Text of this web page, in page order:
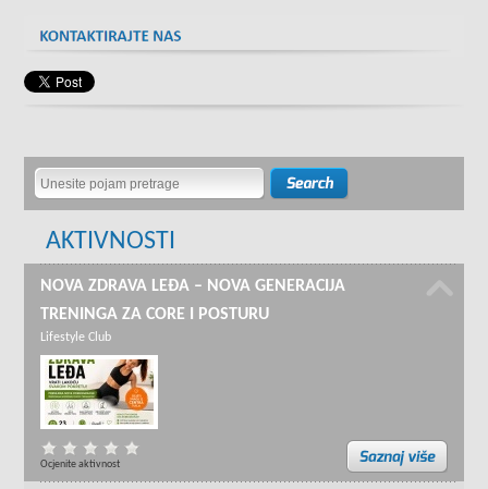
AKTIVNOSTI
NOVA ZDRAVA LEĐA – NOVA GENERACIJA
TRENINGA ZA CORE I POSTURU
Lifestyle Club
Ocjenite aktivnost